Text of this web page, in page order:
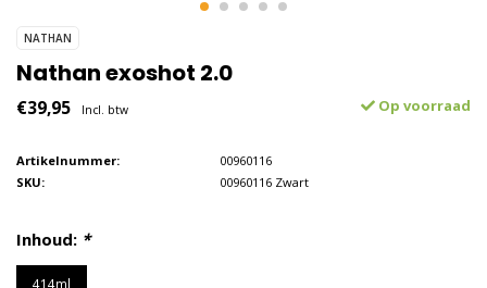
NATHAN
Nathan exoshot 2.0
€39,95 Incl. btw Op voorraad
Artikelnummer:
00960116
SKU:
00960116 Zwart
Inhoud: *
414ml